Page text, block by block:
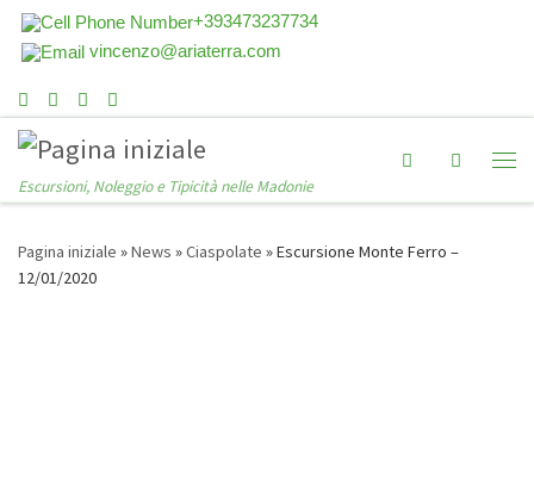
+393473237734
vincenzo@ariaterra.com
Escursioni, Noleggio e Tipicità nelle Madonie
Search
Pagina iniziale »News »Ciaspolate »Escursione Monte Ferro –
12/01/2020